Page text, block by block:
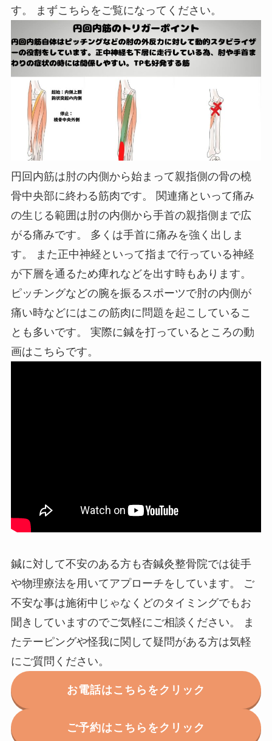
す。 まずこちらをご覧になってください。
円回内筋は肘の内側から始まって親指側の骨の橈
骨中央部に終わる筋肉です。 関連痛といって痛み
の生じる範囲は肘の内側から手首の親指側まで広
がる痛みです。 多くは手首に痛みを強く出しま
す。 また正中神経といって指まで行っている神経
が下層を通るため痺れなどを出す時もあります。
ピッチングなどの腕を振るスポーツで肘の内側が
痛い時などにはこの筋肉に問題を起こしているこ
とも多いです。 実際に鍼を打っているところの動
画はこちらです。
鍼に対して不安のある方も杏鍼灸整骨院では徒手
や物理療法を用いてアプローチをしています。 ご
不安な事は施術中じゃなくどのタイミングでもお
聞きしていますのでご気軽にご相談ください。 ま
たテーピングや怪我に関して疑問がある方は気軽
にご質問ください。
お電話はこちらをクリック
ご予約はこちらをクリック